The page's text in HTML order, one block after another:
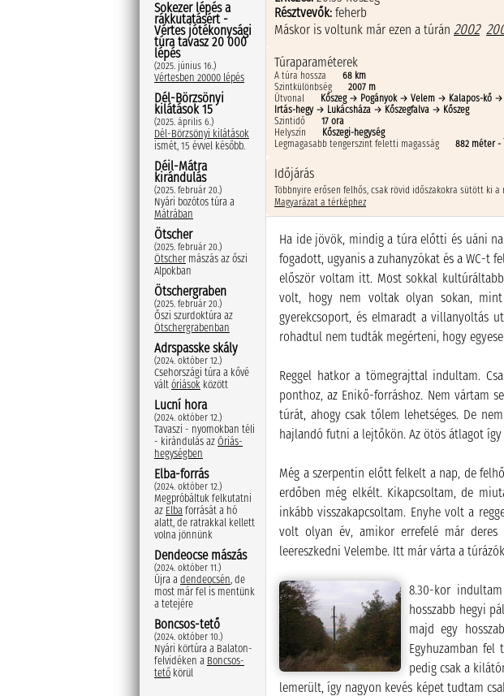
Sokezer lépés a
rákkutatásért -
Vértes jótékonysági
túra tavasz 20 000
lépés
(2025. június 16.)
Vértesben 20000 lépés
Dél-Börzsönyi
kilátások 15
(2025. április 6.)
Dél-Börzsönyi kilátások
ismét, 15 évvel később.
Déil-Mátra
kirándulás
(2025. február 20.)
Nyári bozótos túra a
Mátrában
Ötscher
(2025. február 20.)
Ötscher mászás az őszi
Alpokban
Ötschergraben
(2025. február 20.)
Őszi szurdoktúra az
Ötschergrabenban
Adrspasske skály
(2024. október 12.)
Csehországi túra a kővé
vált óriások között
Lucní hora
(2024. október 12.)
Tavaszi - nyomokban téli
- kirándulás az Óriás-
hegységben
Elba-forrás
(2024. október 12.)
Megpróbáltuk felkutatni
az Elba forrását a hó
alatt, de ratrakkal kellett
volna jönnünk
Dendeocse mászás
(2024. október 11.)
Újra a dendeocsén, de
most már fel is mentünk
a tetejére
Boncsos-tető
(2024. október 10.)
Nyári körtúra a Balaton-
felvidéken a Boncsos-
tető körül
Résztvevők: feherb
Máskor is voltunk már ezen a túrán 2002
Túraparaméterek
A túra hossza
68 km
Szintkülönbség
2007 m
Útvonal
Kőszeg → Pogányok → Velem → Kalapos-
Irtás-hegy → Lukácsháza → Kőszegfalva → Kőszeg
Szintidő
17 ora
Helyszín
Kőszegi-hegység
Legmagasabb tengerszint feletti magasság
882 méter -
Időjárás
Többnyire erősen felhős, csak rövid időszakokra sütött ki a
Magyarázat a térképhez
Ha ide jövök, mindig a túra előtti és uáni
fogadott, ugyanis a zuhanyzókat és a WC-t
először voltam itt. Most sokkal
volt, hogy nem voltak olyan sokan,
gyerekcsoport, és elmaradt a villanyoltás
rohadtul nem tudták megérteni, hogy
Reggel hatkor a tömegrajttal indultam.
ponthoz, az Enikő-forráshoz. Nem vártam
túrát, ahogy csak tőlem lehetséges. De
hajlandó futni a lejtőkön. Az ötös átlagot
Még a szerpentin előtt felkelt a nap, de
erdőben még elkélt. Kikapcsoltam, de
inkább visszakapcsoltam. Enyhe volt a
volt olyan év, amikor errefelé már
leereszkedni Velembe. Itt már várta a
8.30-kor
hosszabb hegyi
majd egy
Egyhuzamban
pedig csak a
lemerült, így nagyon kevés képet tudtam